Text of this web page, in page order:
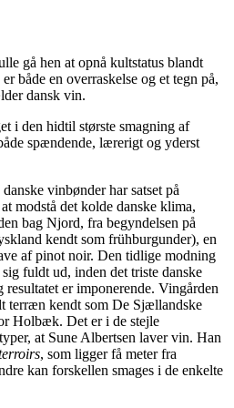
gå hen at opnå kultstatus blandt
både en overraskelse og et tegn på,
dansk vin.
i den hidtil største smagning af
spændende, lærerigt og yderst
vinbønder har satset på
modstå det kolde danske klima,
bag Njord, fra begyndelsen på
kendt som frühburgunder), en
af pinot noir. Den tidlige modning
fuldt ud, inden det triste danske
er imponerende. Vingården
terræn kendt som De Sjællandske
Holbæk. Det er i de stejle
at Sune Albertsen laver vin. Han
, som ligger få meter fra
kan forskellen smages i de enkelte